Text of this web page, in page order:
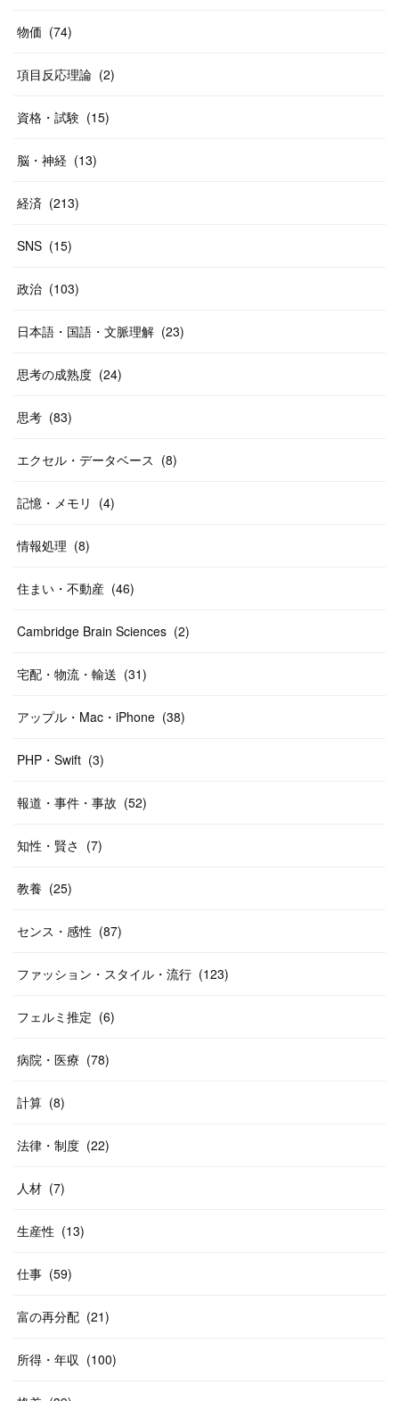
10
物価 (74)
項目反応理論 (2)
資格・試験 (15)
脳・神経 (13)
経済 (213)
SNS (15)
政治 (103)
日本語・国語・文脈理解 (23)
思考の成熟度 (24)
思考 (83)
エクセル・データベース (8)
記憶・メモリ (4)
情報処理 (8)
住まい・不動産 (46)
Cambridge Brain Sciences (2)
宅配・物流・輸送 (31)
アップル・Mac・iPhone (38)
PHP・Swift (3)
報道・事件・事故 (52)
知性・賢さ (7)
教養 (25)
センス・感性 (87)
ファッション・スタイル・流行 (123)
フェルミ推定 (6)
病院・医療 (78)
計算 (8)
法律・制度 (22)
人材 (7)
生産性 (13)
仕事 (59)
富の再分配 (21)
所得・年収 (100)